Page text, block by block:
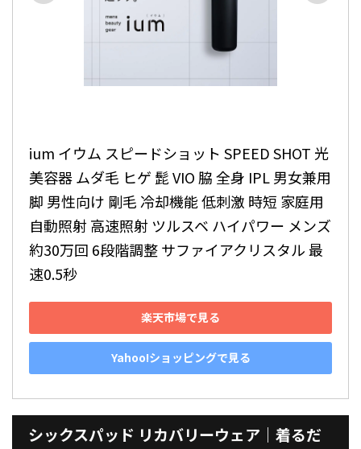
ium イウム スピードショット SPEED SHOT 光
美容器 ムダ毛 ヒゲ 髭 VIO 脇 全身 IPL 男女兼用
脚 男性向け 剛毛 冷却機能 低刺激 時短 家庭用
自動照射 高速照射 ツルスベ ハイパワー メンズ
約30万回 6段階調整 サファイアクリスタル 最
速0.5秒
楽天市場で見る
Yahoo!ショッピングで見る
シックスパッド リカバリーウェア｜着るだ